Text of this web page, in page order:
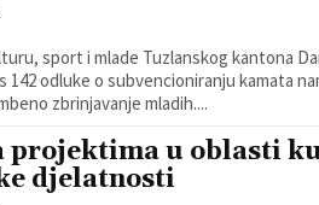
sport i mlade Tuzlanskog kantona
142 odluke o subvencioniranju kamata
zbrinjavanje mladih....
projektima u oblasti
djelatnosti